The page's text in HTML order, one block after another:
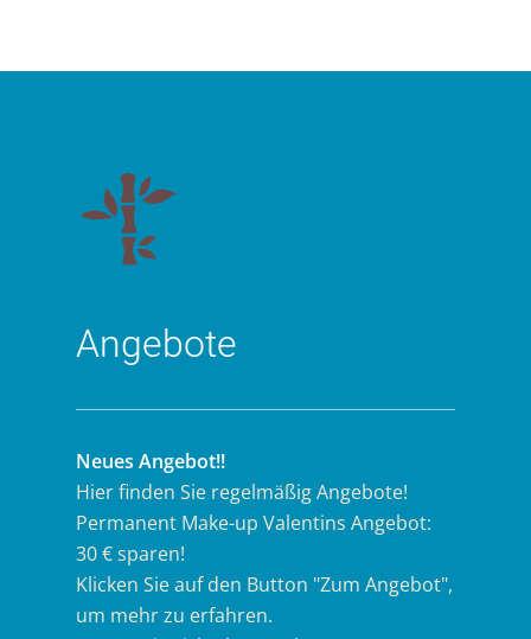
Angebote
Neues Angebot!!
Hier finden Sie regelmäßig Angebote!
Permanent Make-up Valentins Angebot:
30 € sparen!
Klicken Sie auf den Button "Zum Angebot",
um mehr zu erfahren.